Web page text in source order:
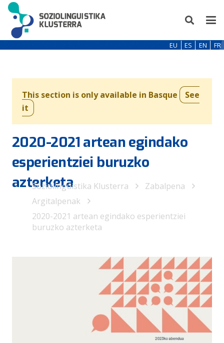
EU ES EN FR
This section is only available in Basque
See
it
2020-2021 artean egindako
esperientziei buruzko
azterketa
Soziolinguistika Klusterra
Zabalpena
Argitalpenak
2020-2021 artean egindako esperientziei
buruzko azterketa